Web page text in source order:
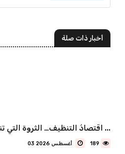
أخبار ذات صلة
اقتصادُ التنظيف… الثروة التي تنتظر من يكتشفها ...
189